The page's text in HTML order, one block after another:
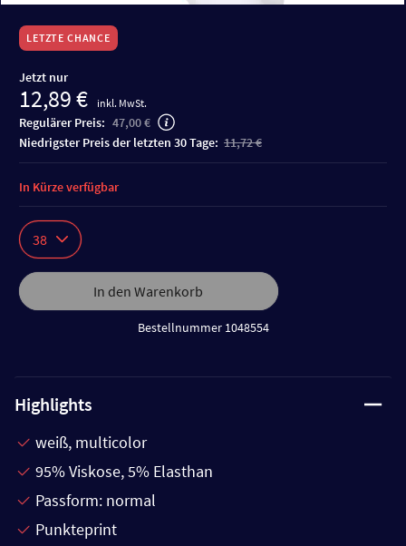
LETZTE CHANCE
Jetzt nur
12,89 € inkl. MwSt.
Regulärer Preis: 47,00 €
niedrigster Preis der letzten 30 Tage: 11,72 €
38
In den Warenkorb
Bestellnummer 1048554
In Kürze verfügbar
Highlights
weiß, multicolor
95% Viskose, 5% Elasthan
Passform: normal
Punkteprint